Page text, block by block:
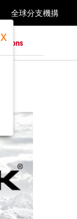
全球分支機搆
X